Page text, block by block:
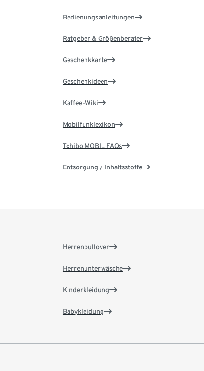
Bedienungsanleitungen
Ratgeber & Größenberater
Geschenkkarte
Geschenkideen
Kaffee-Wiki
Mobilfunklexikon
Tchibo MOBIL FAQs
Entsorgung / Inhaltsstoffe
Herrenpullover
Herrenunterwäsche
Kinderkleidung
Babykleidung